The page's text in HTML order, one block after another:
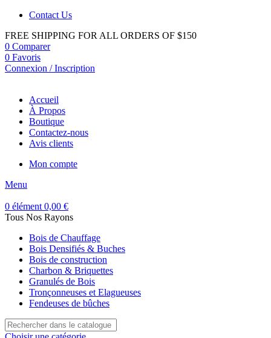
Contact Us
FREE SHIPPING FOR ALL ORDERS OF $150
0 Comparer
0 Favoris
Connexion / Inscription
Accueil
À Propos
Boutique
Contactez-nous
Avis clients
Mon compte
Menu
0 élément 0,00 €
Tous Nos Rayons
Bois de Chauffage
Bois Densifiés & Buches
Bois de construction
Charbon & Briquettes
Granulés de Bois
Tronçonneuses et Elagueuses
Fendeuses de bûches